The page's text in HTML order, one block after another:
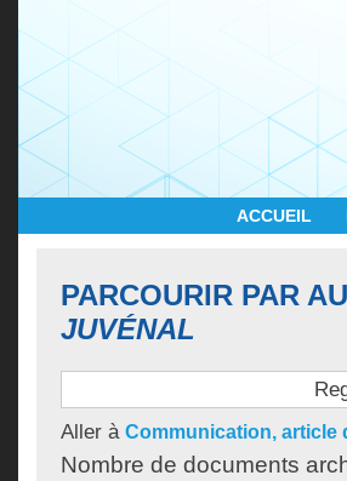
ACCUEIL
PARCOURIR PAR
JUVÉNAL
Aller à Communication, article
Nombre de documents